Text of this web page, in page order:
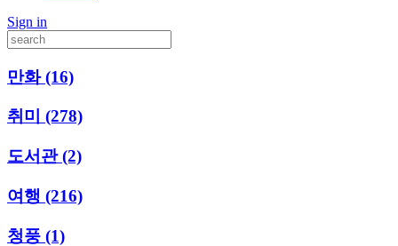
Sign in
만화(16)
취미 (278)
도서관(2)
여행 (216)
청풍 (1)